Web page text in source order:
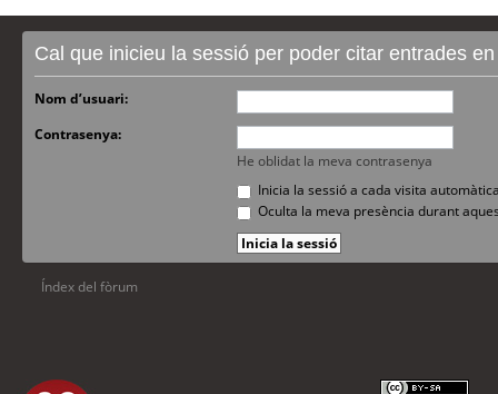
Cal que inicieu la sessió per poder citar entrades
Nom d’usuari:
Contrasenya:
He oblidat la meva contrasenya
Inicia la sessió a cada visita
Oculta la meva presència durant
Índex del fòrum